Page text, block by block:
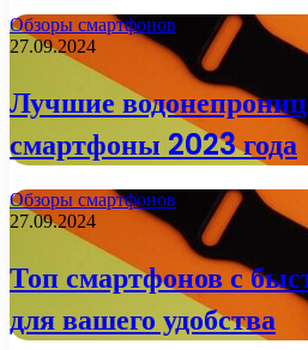
Обзоры смартфонов
27.09.2024
Лучшие
смартфоны 2023 года
Обзоры смартфонов
27.09.2024
Топ смартфонов с
для вашего удобства